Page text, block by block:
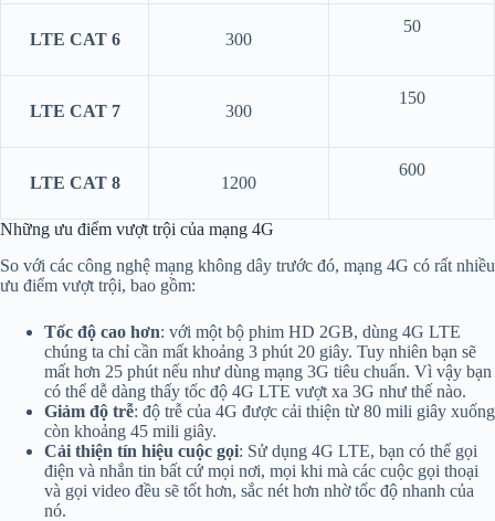
LTE CAT 6 300
50
LTE CAT 7 300
150
LTE CAT 8 1200
600
Những ưu điểm vượt trội của mạng 4G
So với các công nghệ mạng không dây trước đó, mạng 4G có rất nhiều
ưu điểm vượt trội, bao gồm:
Tốc độ cao hơn: với một bộ phim HD 2GB, dùng 4G LTE
chúng ta chỉ cần mất khoảng 3 phút 20 giây. Tuy nhiên bạn sẽ
mất hơn 25 phút nếu như dùng mạng 3G tiêu chuẩn. Vì vậy bạn
có thể dễ dàng thấy tốc độ 4G LTE vượt xa 3G như thế nào.
Giảm độ trễ: độ trễ của 4G được cải thiện từ 80 mili giây xuống
còn khoảng 45 mili giây.
Cải thiện tín hiệu cuộc gọi: Sử dụng 4G LTE, bạn có thể gọi
điện và nhắn tin bất cứ mọi nơi, mọi khi mà các cuộc gọi thoại
và gọi video đều sẽ tốt hơn, sắc nét hơn nhờ tốc độ nhanh của
nó.